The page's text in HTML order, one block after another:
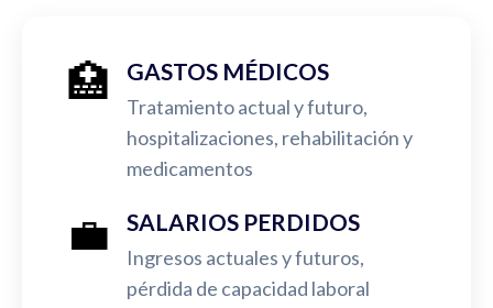
🏥 GASTOS MÉDICOS
Tratamiento actual y futuro,
hospitalizaciones, rehabilitación y
medicamentos
💼 SALARIOS PERDIDOS
Ingresos actuales y futuros,
pérdida de capacidad laboral